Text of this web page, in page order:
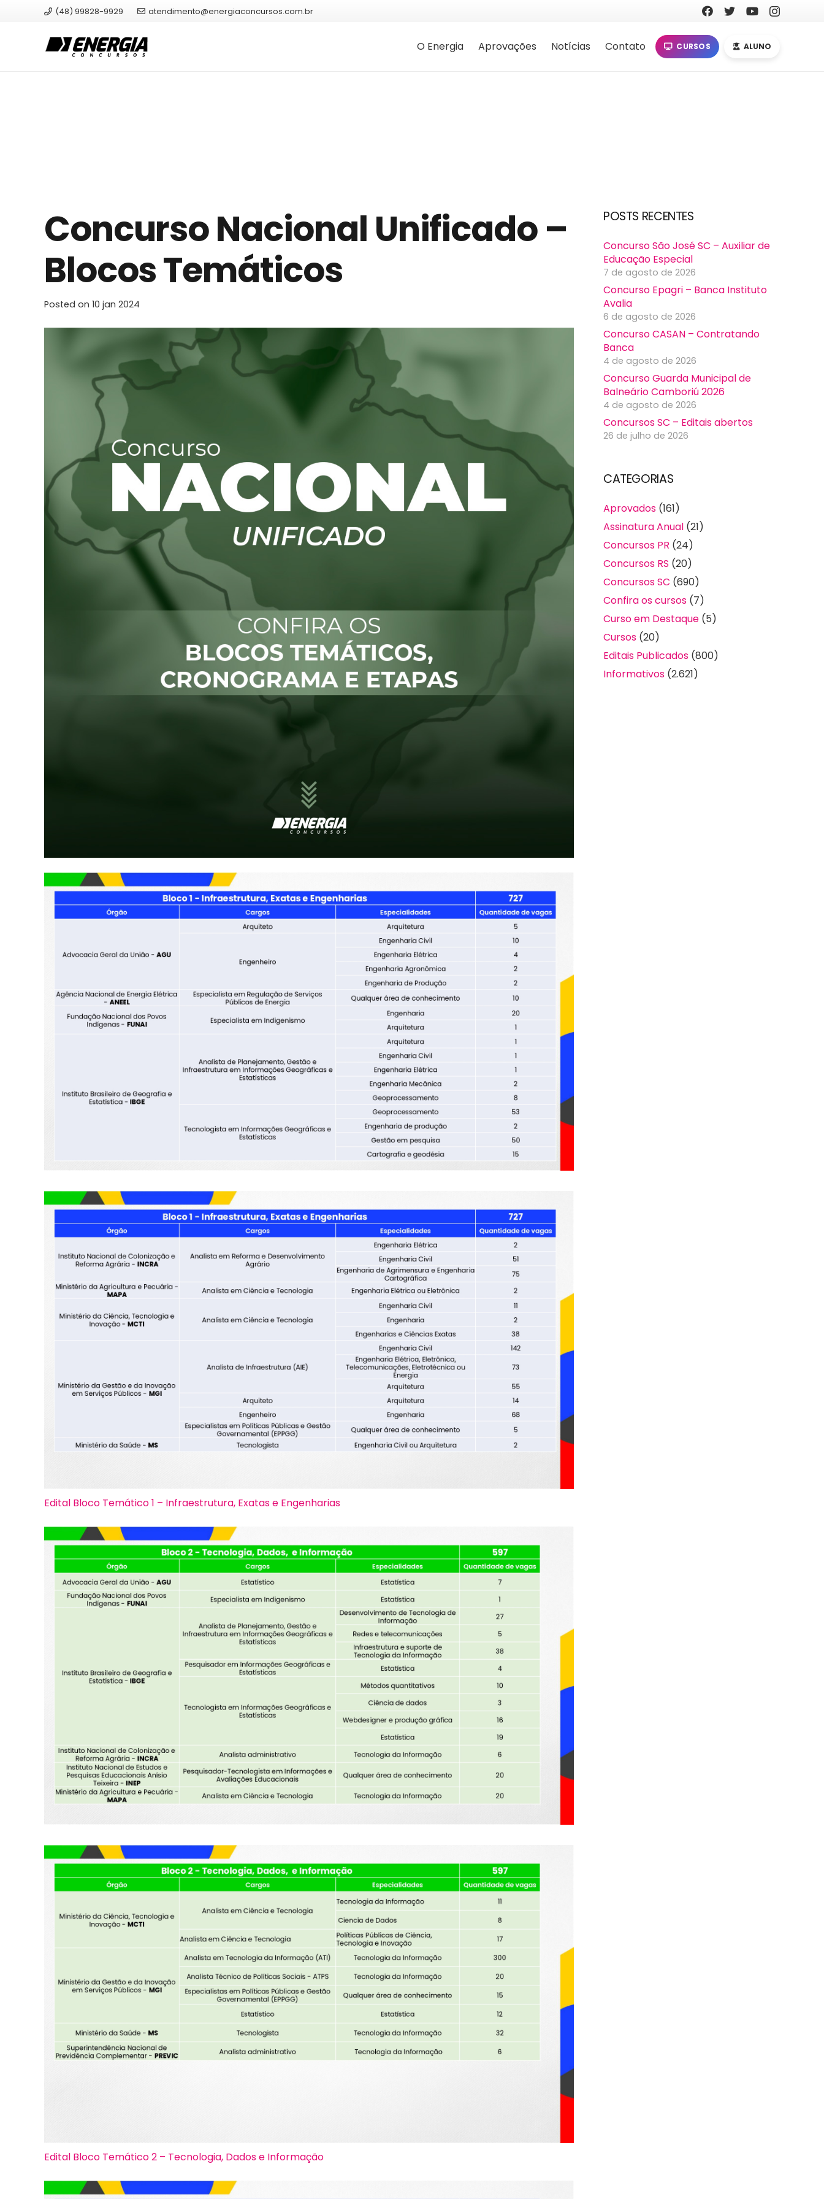
(48) 99828-9929 atendimento@energiaconcursos.com.br
O Energia Aprovações Notícias Contato CURSOS ALUNO
Concurso Nacional Unificado –
Blocos Temáticos
Posted on 10 jan 2024
Edital Bloco Temático 1 – Infraestrutura, Exatas e Engenharias
Edital Bloco Temático 2 – Tecnologia, Dados e Informação
POSTS RECENTES
Concurso São José SC – Auxiliar de
Educação Especial
7 de agosto de 2026
Concurso Epagri – Banca Instituto
Avalia
6 de agosto de 2026
Concurso CASAN – Contratando
Banca
4 de agosto de 2026
Concurso Guarda Municipal de
Balneário Camboriú 2026
4 de agosto de 2026
Concursos SC – Editais abertos
26 de julho de 2026
CATEGORIAS
Aprovados (161)
Assinatura Anual (21)
Concursos PR (24)
Concursos RS (20)
Concursos SC (690)
Confira os cursos (7)
Curso em Destaque (5)
Cursos (20)
Editais Publicados (800)
Informativos (2.621)